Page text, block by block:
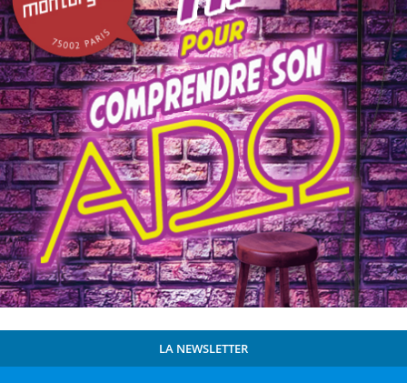
LA NEWSLETTER